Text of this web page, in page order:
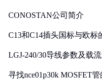
CONOSTAN公司简介
C13和C14插头国标与欧标
LGJ-240/30导线参数及载
寻找nce01p30k MOSFET